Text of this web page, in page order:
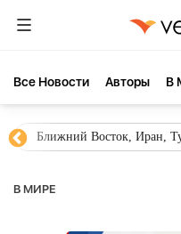
Все Новости Aвторы В
Ближний Восток, Иран,
В МИРЕ